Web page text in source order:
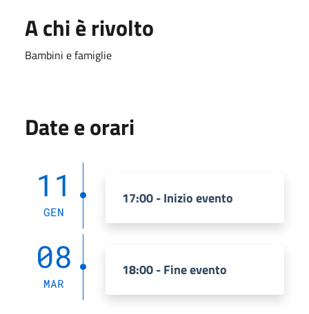
A chi è rivolto
Bambini e famiglie
Date e orari
11
GEN
17:00 - Inizio evento
08
MAR
18:00 - Fine evento